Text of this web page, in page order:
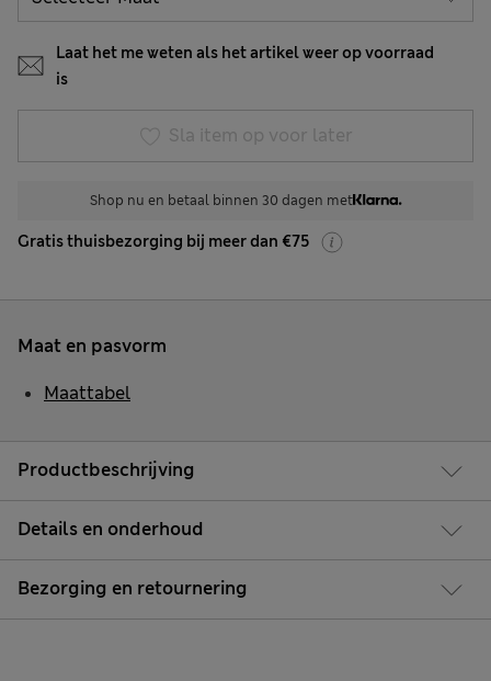
Laat het me weten als het artikel weer op voorraad
is
Sla item op voor later
Shop nu en betaal binnen 30 dagen met
Gratis thuisbezorging bij meer dan €75
Productbeschrijving
Details en onderhoud
Bezorging en retournering
Maat en pasvorm
Maattabel